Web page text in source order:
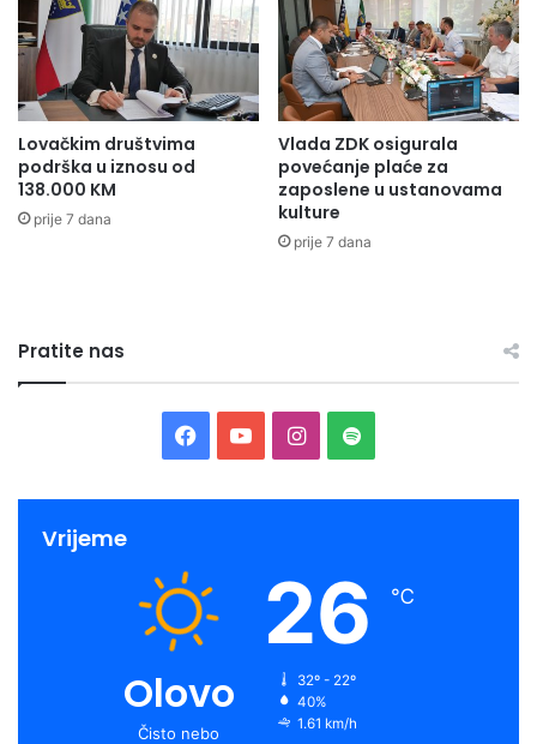
Lovačkim društvima
podrška u iznosu od
138.000 KM
prije 7 dana
Vlada ZDK osigurala
povećanje plaće za
zaposlene u ustanovama
kulture
prije 7 dana
Pratite nas
Facebook
YouTubeInstagram
Spotify
Vrijeme
Olovo
Čisto nebo
26 ℃
32º - 22º
40%
1.61 km/h